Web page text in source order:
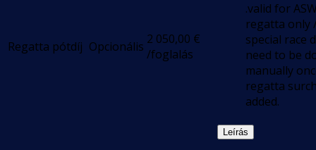
Regatta pótdíj Opcionális 2 050,00 €
/foglalás
.valid for
regatta only
special race
need to be
manually
regatta
added.
Leírás